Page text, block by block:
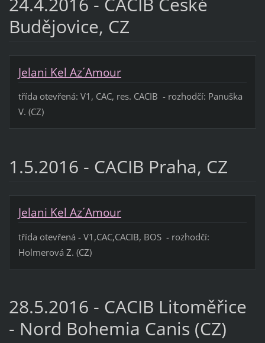
Budějovice, CZ
Jelani Kel Az´Amour
třída otevřená: V1, CAC, res. CACIB - rozhodčí: Panuška
V. (CZ)
1.5.2016 - CACIB Praha, CZ
Jelani Kel Az´Amour
třída otevřená - V1,CAC,CACIB, BOS - rozhodčí:
Holmerová Z. (CZ)
28.5.2016 - CACIB Litoměřice
- Nord Bohemia Canis (CZ)